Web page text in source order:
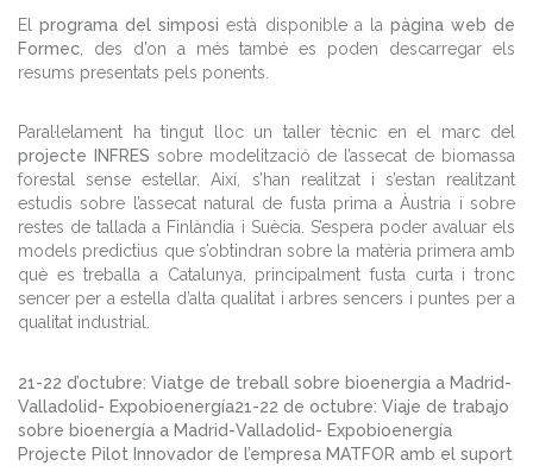
Elprograma del simposi està disponible a la pàgina web de
Formec , des d’on a més també es poden descarregar els
resums presentats pels ponents.
Paral·lelament ha tingut lloc un taller tècnic en el marc del
projecte INFRES sobre modelització de l’assecat de biomassa
forestal sense estellar. Així, s’han realitzat i s’estan realitzant
estudis sobre l’assecat natural de fusta prima a Àustria i sobre
restes de tallada a Finlàndia i Suècia. S’espera poder avaluar els
models predictius que s’obtindran sobre la matèria primera amb
què es treballa a Catalunya, principalment fusta curta i tronc
sencer per a estella d’alta qualitat i arbres sencers i puntes per a
qualitat industrial.
21-22 d’octubre: Viatge de treball sobre bioenergia a Madrid-
Valladolid- Expobioenergía21-22 de octubre: Viaje de trabajo
sobre bioenergía a Madrid-Valladolid- Expobioenergía
Projecte Pilot Innovador de l’empresa MATFOR amb el suport